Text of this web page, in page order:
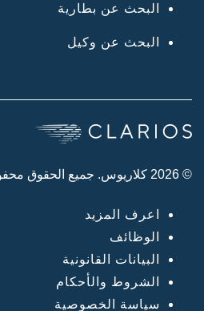
البحث عن بطارية
البحث عن وكيل
© 2026 كلاريوس. جميع الحقوق محفوظة.
اعرف المزيد
الوظائف
البيانات القانونية
الشروط والأحكام
سياسة الخصوصية